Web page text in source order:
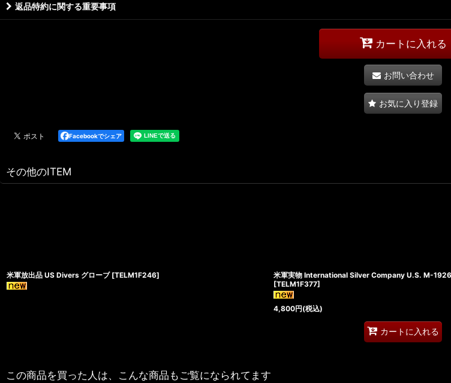
返品特約に関する重要事項
カートに入れる
お問い合わせ
お気に入り登録
Facebookでシェア
その他のITEM
米軍放出品 US Divers グローブ [TELM1F246]
米軍実物 International Silver Company U.S. M-
[TELM1F377]
4,800円(税込)
カートに入れる
この商品を買った人は、こんな商品もご覧になられてます